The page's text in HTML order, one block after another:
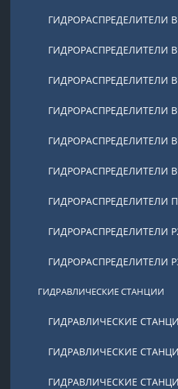
ГИДРОРАСПРЕДЕЛИТЕЛИ
ГИДРОРАСПРЕДЕЛИТЕЛИ
ГИДРОРАСПРЕДЕЛИТЕЛИ
ГИДРОРАСПРЕДЕЛИТЕЛИ
ГИДРОРАСПРЕДЕЛИТЕЛИ
ГИДРОРАСПРЕДЕЛИТЕЛИ
ГИДРОРАСПРЕДЕЛИТЕЛИ
ГИДРОРАСПРЕДЕЛИТЕЛИ
ГИДРОРАСПРЕДЕЛИТЕЛИ
ГИДРАВЛИЧЕСКИЕ СТАНЦИИ
ГИДРАВЛИЧЕСКИЕ
ГИДРАВЛИЧЕСКИЕ
ГИДРАВЛИЧЕСКИЕ